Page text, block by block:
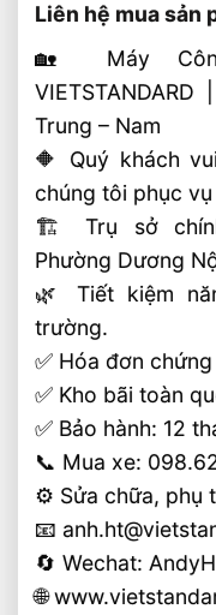
Liên hệ mua sản
🏡 Máy
Trung – Nam
🔶 Quý khách
chúng tôi phục
🏗 Trụ sở
Phường Dương
🌿 Tiết kiệm
trường.
✅ Hóa đơn
✅ Kho bãi toàn
✅ Bảo hành: 12
📞 Mua xe:
⚙️ Sửa chữa, phụ
📧
🔄 Wechat:
🌐